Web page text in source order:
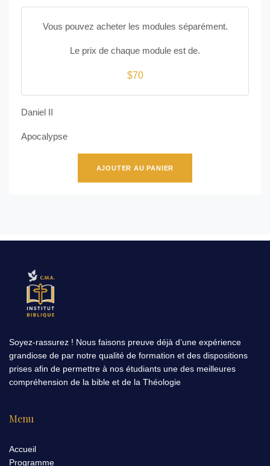
Vous pouvez acheter les modules séparément.
Le prix de chaque module est de.
$70
Daniel II
Apocalypse
AJOUTER AU PANIER
Soyez-rassurez ! Nous faisons preuve déjà d’une expérience
grandiose de par notre qualité de formation et des dispositions
prises afin de permettre à nos étudiants une des meilleures
compréhension de la bible et de la Théologie
Menu
Accueil
Programme